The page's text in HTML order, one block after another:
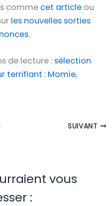
comme cet article ou
les nouvelles sorties
.
de lecture : sélection
terrifiant : Momie,
SUIVANT
vous
: